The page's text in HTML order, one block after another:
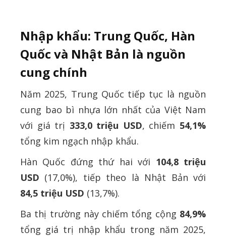
Nhập khẩu: Trung Quốc, Hàn
Quốc và Nhật Bản là nguồn
cung chính
Năm 2025, Trung Quốc tiếp tục là nguồn
cung bao bì nhựa lớn nhất của Việt Nam
với giá trị 333,0 triệu USD, chiếm 54,1%
tổng kim ngạch nhập khẩu.
Hàn Quốc đứng thứ hai với 104,8 triệu
USD (17,0%), tiếp theo là Nhật Bản với
84,5 triệu USD (13,7%).
Ba thị trường này chiếm tổng cộng 84,9%
tổng giá trị nhập khẩu trong năm 2025,